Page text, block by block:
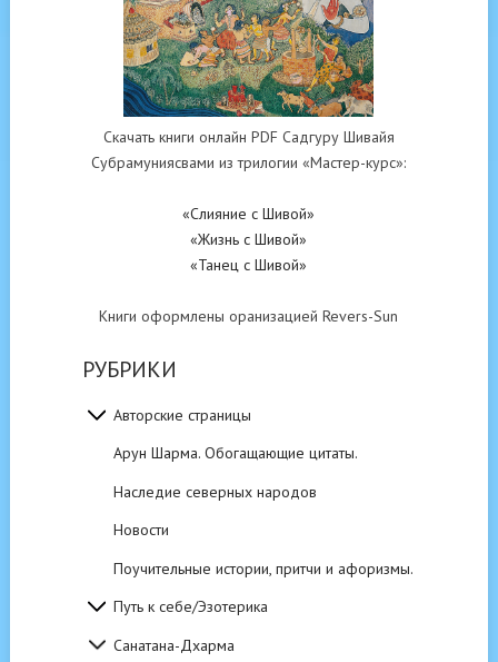
Скачать книги онлайн PDF Садгуру Шивайя
Субрамуниясвами из трилогии «Мастер-курс»:
«Слияние с Шивой»
«Жизнь с Шивой»
«Танец с Шивой»
Книги оформлены оранизацией Revers-Sun
РУБРИКИ
Авторские страницы
Арун Шарма. Обогащающие цитаты.
Наследие северных народов
Новости
Поучительные истории, притчи и афоризмы.
Путь к себе/Эзотерика
Санатана-Дхарма